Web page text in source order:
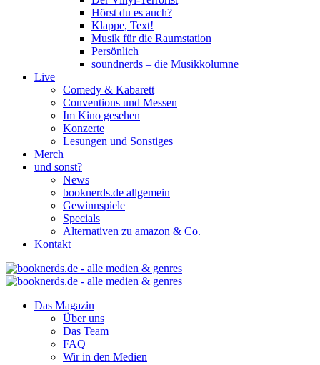
Hörst du es auch?
Klappe, Text!
Musik für die Raumstation
Persönlich
soundnerds – die Musikkolumne
Live
Comedy & Kabarett
Conventions und Messen
Im Kino gesehen
Konzerte
Lesungen und Sonstiges
Merch
und sonst?
News
booknerds.de allgemein
Gewinnspiele
Specials
Alternativen zu amazon & Co.
Kontakt
Das Magazin
Über uns
Das Team
FAQ
Wir in den Medien